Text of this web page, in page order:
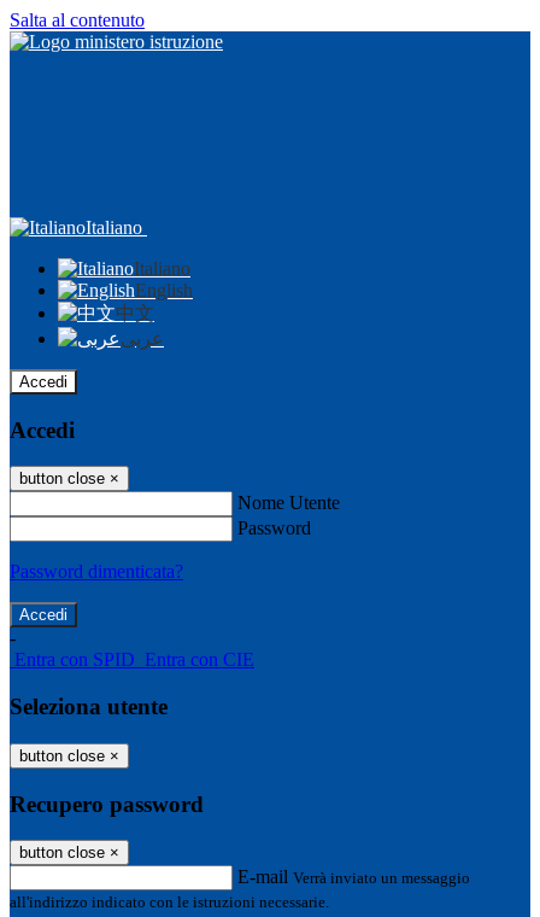
Salta al contenuto
Italiano
Italiano
English
中文
عربى
Accedi
Accedi
button close ×
Nome Utente
Password
Password dimenticata?
-
Entra con SPID Entra con CIE
Seleziona utente
button close ×
Recupero password
button close ×
E-mail Verrà inviato un messaggio
all'indirizzo indicato con le istruzioni necessarie.